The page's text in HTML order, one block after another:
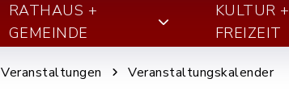
RATHAUS +
GEMEINDE
KULTUR +
FREIZEIT
Veranstaltungen Veranstaltungskalender